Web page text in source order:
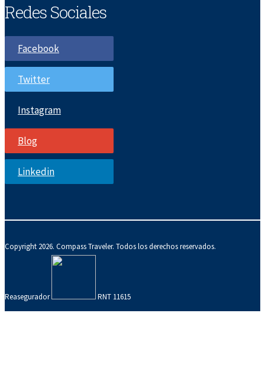
Redes Sociales
Facebook
Twitter
Instagram
Blog
Linkedin
Copyright 2026. Compass Traveler. Todos los derechos reservados.
Reasegurador RNT 11615